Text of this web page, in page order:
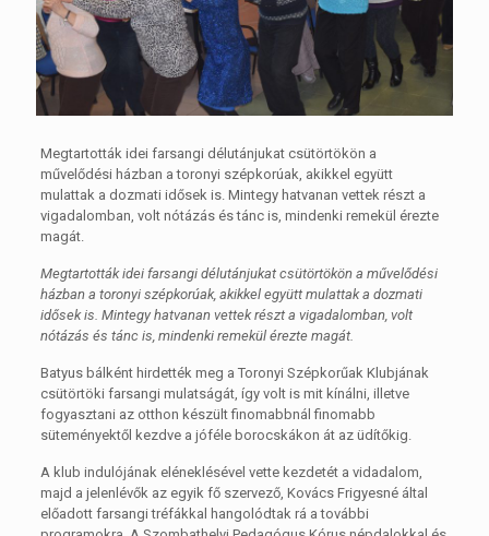
Megtartották idei farsangi délutánjukat csütörtökön a
művelődési házban a toronyi szépkorúak, akikkel együtt
mulattak a dozmati idősek is. Mintegy hatvanan vettek részt a
vigadalomban, volt nótázás és tánc is, mindenki remekül érezte
magát.
Megtartották idei farsangi délutánjukat csütörtökön a művelődési
házban a toronyi szépkorúak, akikkel együtt mulattak a dozmati
idősek is. Mintegy hatvanan vettek részt a vigadalomban, volt
nótázás és tánc is, mindenki remekül érezte magát.
Batyus bálként hirdették meg a Toronyi Szépkorűak Klubjának
csütörtöki farsangi mulatságát, így volt is mit kínálni, illetve
fogyasztani az otthon készült finomabbnál finomabb
süteményektől kezdve a jóféle borocskákon át az üdítőkig.
A klub indulójának eléneklésével vette kezdetét a vidadalom,
majd a jelenlévők az egyik fő szervező, Kovács Frigyesné által
előadott farsangi tréfákkal hangolódtak rá a további